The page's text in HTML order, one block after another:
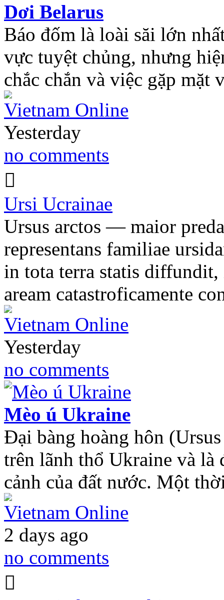
Dơi Belarus
Báo đốm là loài săi lớn
vực tuyệt chủng, nhưng
chắc chắn và việc gặp
Vietnam Online
Yesterday
no comments
Ursi Ucrainae
Ursus arctos — maior
representans familiae
in tota terra statis diffundit,
aream catastroficamente
Vietnam Online
Yesterday
no comments
Mèo ú Ukraine
Đại bàng hoàng hôn
trên lãnh thổ Ukraine và là
cảnh của đất nước. Một
Vietnam Online
2 days ago
no comments